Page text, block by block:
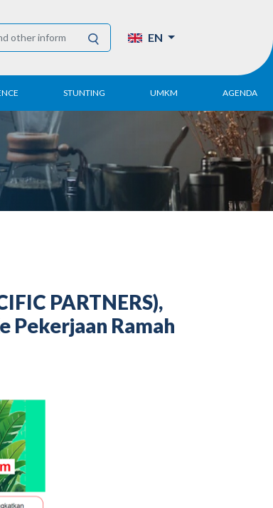
EN
STUNTING UMKM
UMKM DPN Apindo
APINDO UMKM
Academy
DPN/DPP/DPK
AGENDA
PARTNERS),
Pekerjaan Ramah